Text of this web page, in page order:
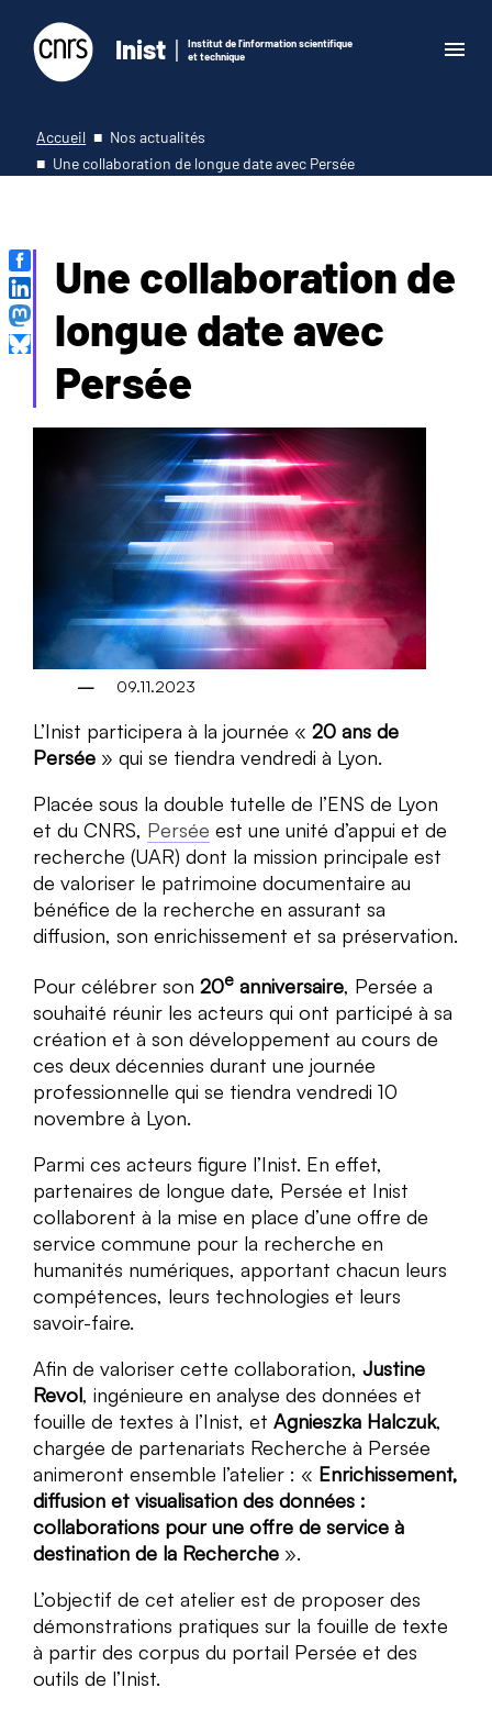
Inist
Institut de l'information scientifique
et technique
Accueil
Nos actualités
Une collaboration de longue date avec Persée
Une collaboration de
longue date avec
Persée
09.11.2023
L’Inist participera à la journée « 20 ans de
Persée » qui se tiendra vendredi à Lyon.
Placée sous la double tutelle de l’ENS de Lyon
et du CNRS, Persée est une unité d’appui et de
recherche (UAR) dont la mission principale est
de valoriser le patrimoine documentaire au
bénéfice de la recherche en assurant sa
diffusion, son enrichissement et sa préservation.
Pour célébrer son 20e anniversaire, Persée a
souhaité réunir les acteurs qui ont participé à sa
création et à son développement au cours de
ces deux décennies durant une journée
professionnelle qui se tiendra vendredi 10
novembre à Lyon.
Parmi ces acteurs figure l’Inist. En effet,
partenaires de longue date, Persée et Inist
collaborent à la mise en place d’une offre de
service commune pour la recherche en
humanités numériques, apportant chacun leurs
compétences, leurs technologies et leurs
savoir-faire.
Afin de valoriser cette collaboration, Justine
Revol, ingénieure en analyse des données et
fouille de textes à l’Inist, et Agnieszka Halczuk,
chargée de partenariats Recherche à Persée
animeront ensemble l’atelier : « Enrichissement,
diffusion et visualisation des données :
collaborations pour une offre de service à
destination de la Recherche ».
L’objectif de cet atelier est de proposer des
démonstrations pratiques sur la fouille de texte
à partir des corpus du portail Persée et des
outils de l’Inist.